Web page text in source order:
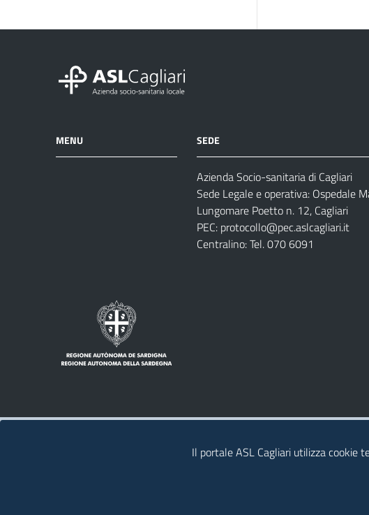
MENU SEDE
Azienda Socio-sanitaria di Cagliari
Sede Legale e operativa: Ospedale
Lungomare Poetto n. 12, Cagliari
PEC: protocollo@pec.aslcagliari.it
Centralino: Tel. 070 6091
Il portale ASL Cagliari utilizza cookie